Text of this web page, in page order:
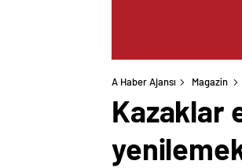
A Haber Ajansı Magazin
Kazaklar